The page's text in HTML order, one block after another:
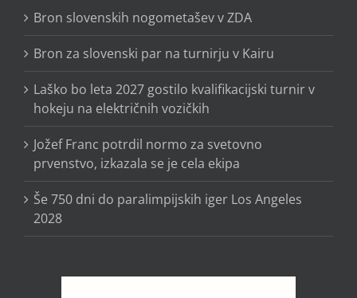
Bron slovenskih nogometašev v ZDA
Bron za slovenski par na turnirju v Kairu
Laško bo leta 2027 gostilo kvalifikacijski turnir v
hokeju na električnih vozičkih
Jožef Franc potrdil normo za svetovno
prvenstvo, izkazala se je cela ekipa
Še 750 dni do paralimpijskih iger Los Angeles
2028